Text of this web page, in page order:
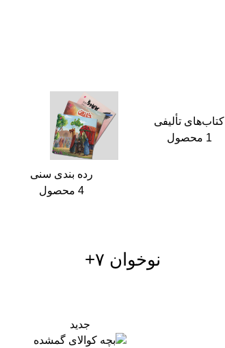
کتاب‌های تألیفی
1 محصول
رده بندی سنی
4 محصول
نوخوان ۷+
جدید